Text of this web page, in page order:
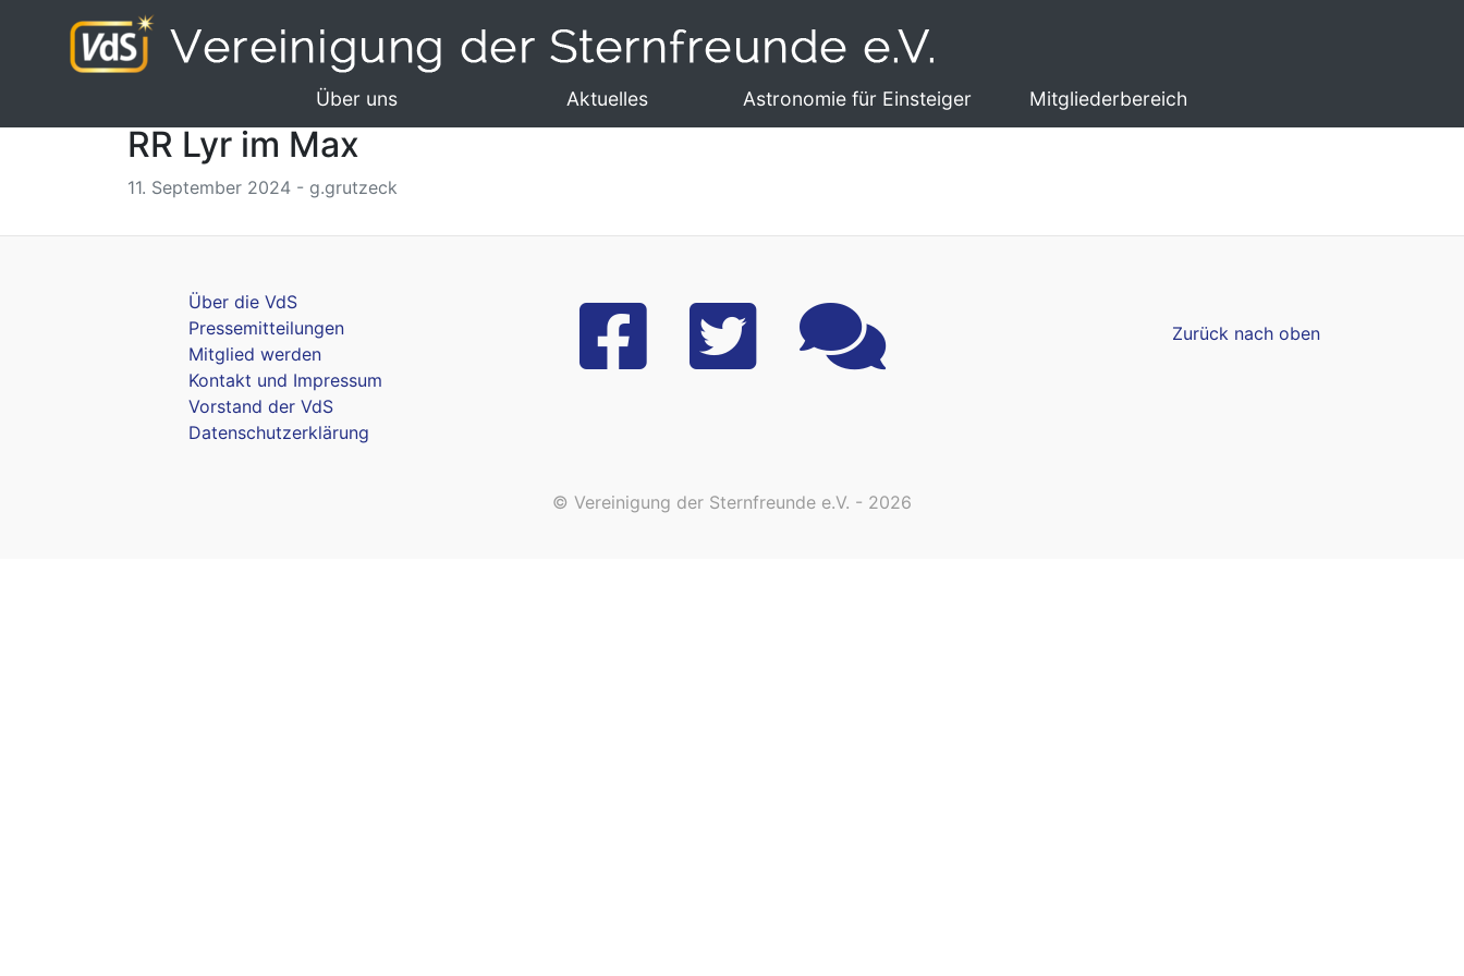
Über uns Aktuelles Astronomie für Einsteiger Mitgliederbereich
RR Lyr im Max
11. September 2024 - g.grutzeck
Über die VdS
Pressemitteilungen
Mitglied werden
Kontakt und Impressum
Vorstand der VdS
Datenschutzerklärung
Zurück nach oben
© Vereinigung der Sternfreunde e.V. - 2026